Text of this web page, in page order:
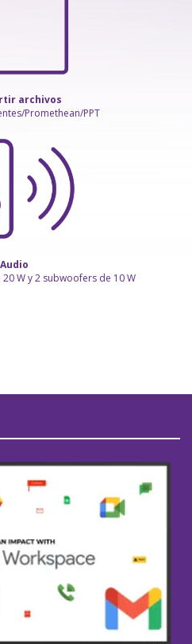
archivos
Promethean/PPT
Audio
W y 2 subwoofers de 10 W